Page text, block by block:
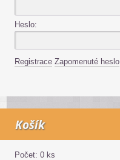
Heslo:
Registrace Zapomenuté heslo
Košík
Počet: 0 ks